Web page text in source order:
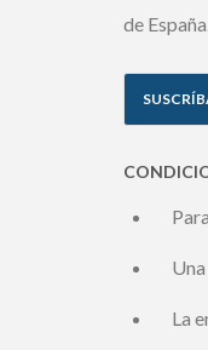
de España.
La